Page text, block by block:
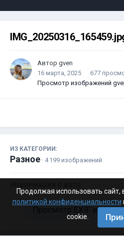
Автор gven
16 марта, 2025
677
Просмотр изображений
ИЗ КАТЕГОРИИ:
Разное · 4 199 изображений
Просмотр EXIF
Продолжая использовать сайт,
политикой конфиденциальности
cookie.